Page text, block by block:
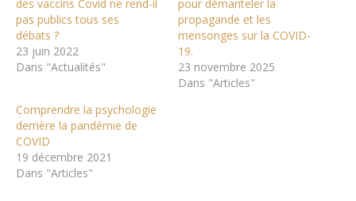
des vaccins Covid ne rend-il
pas publics tous ses
débats ?
23 juin 2022
Dans "Actualités"
pour démanteler la
propagande et les
mensonges sur la COVID-
19.
23 novembre 2025
Dans "Articles"
Comprendre la psychologie
derrière la pandémie de
COVID
19 décembre 2021
Dans "Articles"